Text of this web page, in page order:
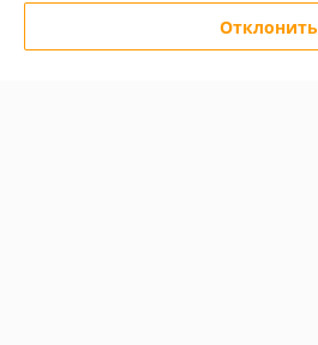
Сделка подтверждена через корзину
Отклонить